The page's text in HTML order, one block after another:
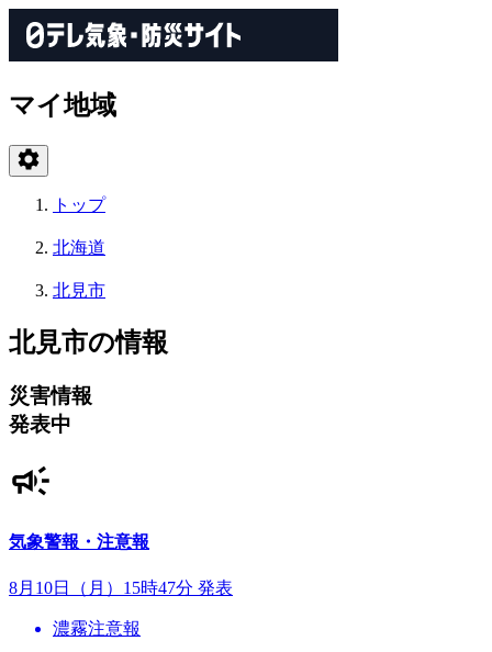
マイ地域
トップ
北海道
北見市
北見市の情報
災害情報
発表中
気象警報・注意報
8月10日（月）15時47分 発表
濃霧注意報